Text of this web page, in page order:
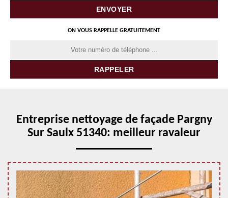
ON VOUS RAPPELLE GRATUITEMENT
Entreprise nettoyage de façade Pargny
Sur Saulx 51340: meilleur ravaleur